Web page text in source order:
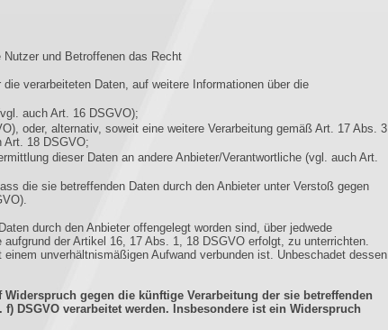
und Betroffenen das Recht
verarbeiteten Daten, auf weitere Informationen über die
auch Art. 16 DSGVO);
oder, alternativ, soweit eine weitere Verarbeitung gemäß Art. 17 Abs. 3
Art. 18 DSGVO;
dieser Daten an andere Anbieter/Verantwortliche (vgl. auch Art.
die sie betreffenden Daten durch den Anbieter unter Verstoß gegen
durch den Anbieter offengelegt worden sind, über jedwede
der Artikel 16, 17 Abs. 1, 18 DSGVO erfolgt, zu unterrichten.
unverhältnismäßigen Aufwand verbunden ist. Unbeschadet dessen
gegen die künftige Verarbeitung der sie betreffenden
DSGVO verarbeitet werden. Insbesondere ist ein Widerspruch